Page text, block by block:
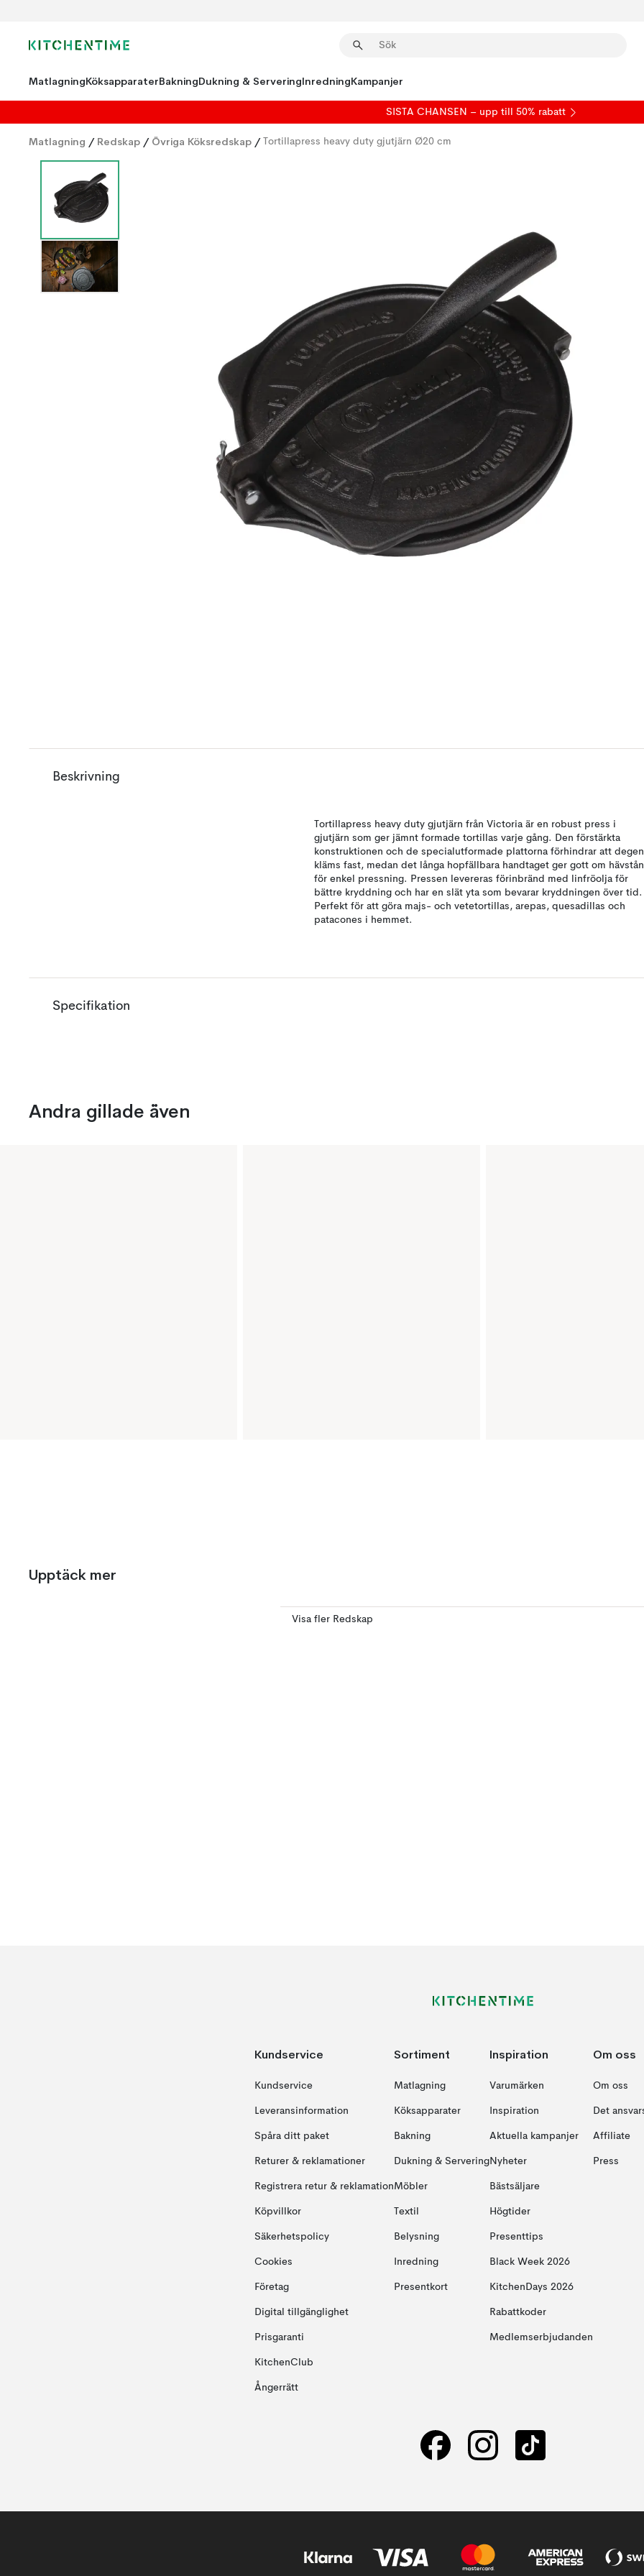
MatlagningKöksapparaterBakningDukning & ServeringInredningKampanjer
SISTA CHANSEN – upp till 50% rabatt
Matlagning / Redskap / Övriga Köksredskap / Tortillapress heavy duty gjutjärn Ø20 cm
Beskrivning
Tortillapress heavy duty gjutjärn från Victoria är en robust press i
gjutjärn som ger jämnt formade tortillas varje gång. Den förstärkta
konstruktionen och de specialutformade plattorna förhindrar att degen
kläms fast, medan det långa hopfällbara handtaget ger gott om
för enkel pressning. Pressen levereras förinbränd med linfröolja för
bättre kryddning och har en slät yta som bevarar kryddningen över tid.
Perfekt för att göra majs- och vetetortillas, arepas, quesadillas och
patacones i hemmet.
Specifikation
Andra gillade även
Upptäck mer
Visa fler Redskap
Kundservice
Kundservice
Leveransinformation
Spåra ditt paket
Returer & reklamationer
Registrera retur & reklamation
Köpvillkor
Säkerhetspolicy
Cookies
Företag
Digital tillgänglighet
Prisgaranti
KitchenClub
Ångerrätt
Sortiment
Matlagning
Köksapparater
Bakning
Dukning & Servering
Möbler
Textil
Belysning
Inredning
Presentkort
Inspiration
Varumärken
Inspiration
Aktuella kampanjer
Nyheter
Bästsäljare
Högtider
Presenttips
Black Week 2026
KitchenDays 2026
Rabattkoder
Medlemserbjudanden
Om oss
Om oss
Det
Affiliate
Press